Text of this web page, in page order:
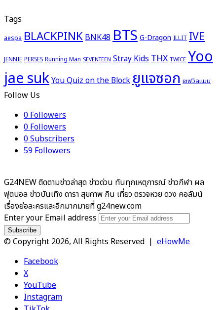
Tags
aespa BLACKPINKBNK48BTSG-Dragon ILLIT IVE
JENNIE PERSES Running Man SEVENTEEN Stray KidsTHX TWICE Yoo
jae sukYou Quiz on the Blockยูแจซอก เชฟวิลแมน
Follow Us
0Followers
0Followers
0Subscribers
59Followers
G24NEW ติดตามข่าวล่าสุด ข่าวด่วน ทันทุกเหตุการณ์ ข่าวกีฬา ผล
ฟุตบอล ข่าวบันเทิง ดารา สุขภาพ กิน เที่ยว ตรวจหวย ดวง คอลัมน์
เรื่องย่อละครและอีกมากมายที่ g24new.com
Enter your Email address
© Copyright 2026, All Rights Reserved | eHowMe
Facebook
X
YouTube
Instagram